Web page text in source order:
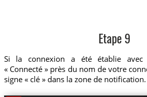
Etape 9
Si la connexion a été établie avec
« Connecté » près du nom de votre
signe « clé » dans la zone de notification.